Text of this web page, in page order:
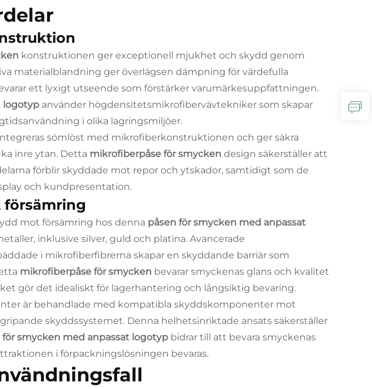
konstruktionen ger exceptionell mjukhet och skydd genom
materialblandning ger överlägsen dämpning för värdefulla
ett lyxigt utseende som förstärker varumärkesuppfattningen.
logotyp använder högdensitetsmikrofibervävtekniker som skapar
i olika lagringsmiljöer.
sömlöst med mikrofiberkonstruktionen och ger säkra
inre ytan. Detta mikrofiberpåse för smycken design säkerställer att
förblir skyddade mot repor och ytskador, samtidigt som de
och kundpresentation.
försämring
mot försämring hos denna påsen för smycken med anpassat
inklusive silver, guld och platina. Avancerade
i mikrofiberfibrerna skapar en skyddande barriär som
mikrofiberpåse för smycken bevarar smyckenas glans och kvalitet
gör det idealiskt för lagerhantering och långsiktig bevaring.
är behandlade med kompatibla skyddskomponenter mot
skyddssystemet. Denna helhetsinriktade ansats säkerställer
för smycken med anpassat logotyp bidrar till att bevara smyckenas
i förpackningslösningen bevaras.